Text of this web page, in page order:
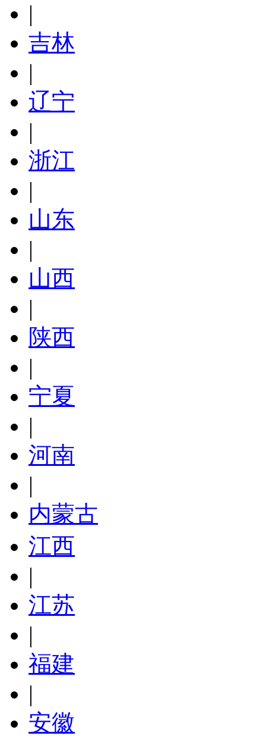
|
吉林
|
辽宁
|
浙江
|
山东
|
山西
|
陕西
|
宁夏
|
河南
|
内蒙古
江西
|
江苏
|
福建
|
安徽